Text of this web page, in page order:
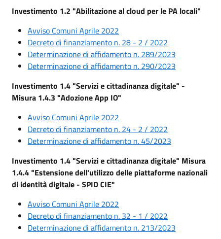
Investimento 1.2 "Abilitazione al cloud per le PA locali"
Avviso Comuni Aprile 2022
Decreto di finanziamento n. 28 - 2 / 2022
Determinazione di affidamento n. 289/2023
Determinazione di affidamento n. 290/2023
Investimento 1.4 "Servizi e cittadinanza digitale" -
Misura 1.4.3 "Adozione App IO"
Avviso Comuni Aprile 2022
Decreto di finanziamento n. 24 - 2 / 2022
Determinazione di affidamento n. 45/2023
Investimento 1.4 "Servizi e cittadinanza digitale" Misura
1.4.4 "Estensione dell'utilizzo delle piattaforme nazionali
di identità digitale - SPID CIE"
Avviso Comuni Aprile 2022
Decreto di finanziamento n. 32 - 1 / 2022
Determinazione di affidamento n. 213/2023